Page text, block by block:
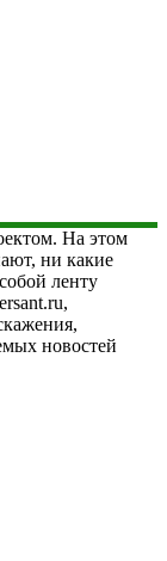
На этом
ни какие
ленту
новостей